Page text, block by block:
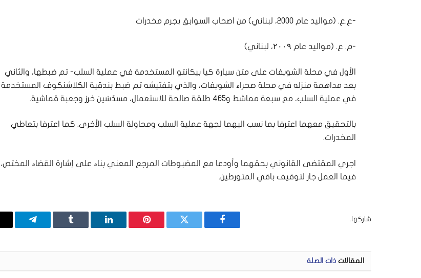
-ع.ع. (مواليد عام 2000، لبناني) من اصحاب السوابق بجرم مخدرات
-م. ع. (مواليد عام ۲۰۰۹، لبناني)
الأول في محلة الشويفات على متن سيارة كيا بيكانتو المستخدمة في عملية السلب- تم ضبطها، والثاني
بعد مداهمة منزله في محلة صحراء الشويفات، والذي بتفتيشه تم ضبط بندقية الكلاشنكوف المستخدمة
في عملية السلب، مع سبعة مماشط و٤٦٥ طلقة صالحة للاستعمال، مسدّسَين خرز وجعبة قماشية.
بالتحقيق معهما اعترفا بما نسب اليهما لجهة عملية السلب ومحاولة السلب الأخرى. كما اعترفا بتعاطي
المخدرات.
اجري المقتضى القانوني بحقهما وأودعا مع المضبوطات المرجع المعني بناء على إشارة القضاء المختص،
فيما العمل جار لتوقيف باقي المتورطين.
شاركها.
فيسبوك تويتر بينتيريستلينكدإن Tumblr تيلقرام
المقالات ذات الصلة